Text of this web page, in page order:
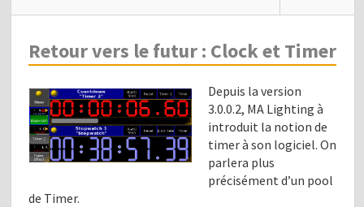
Retour vers le futur : Clock et Timer
Depuis la version
3.0.0.2, MA Lighting à
introduit la notion de
timer à son logiciel. On
parlera plus
précisément d’un pool
de Timer.